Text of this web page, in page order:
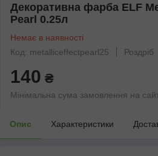
Декоративна фарба ELF
Pearl 0.25л
Немає в наявності
Код: metalliceffectpearl25
Роздріб
140 ₴
Мінімальна сума замовлення на
Опис Характеристики